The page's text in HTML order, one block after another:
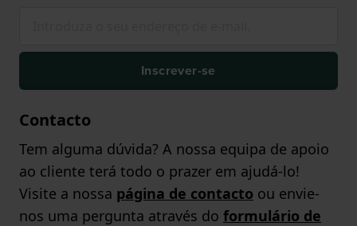
Inscrever-se
Contacto
Tem alguma dúvida? A nossa equipa de apoio
ao cliente terá todo o prazer em ajudá-lo!
Visite a nossa página de contacto ou envie-
nos uma pergunta através do formulário de